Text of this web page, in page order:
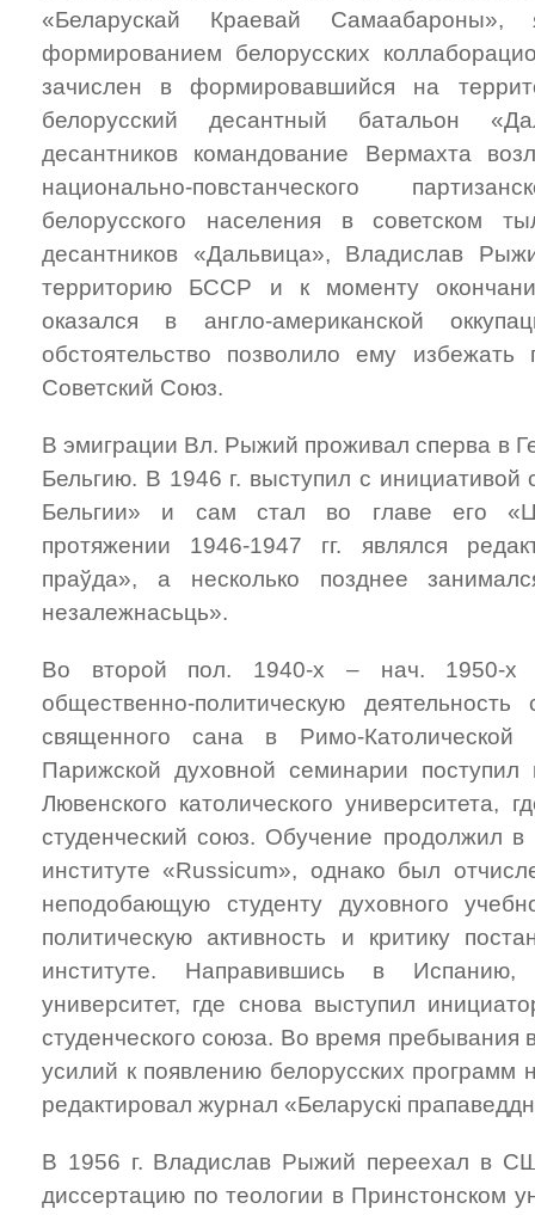
«Беларускай Краевай Самаабароны»,
формированием белорусских
зачислен в формировавшийся на
белорусский десантный батальон
десантников командование Вермахта
национально-повстанческого
белорусского населения в советском
десантников «Дальвица», Владислав
территорию БССР и к моменту
оказался в англо-американской
обстоятельство позволило ему
Советский Союз.
В эмиграции Вл. Рыжий проживал сперва в
Бельгию. В 1946 г. выступил с
Бельгии» и сам стал во главе его
протяжении 1946-1947 гг. являлся
праўда», а несколько позднее
незалежнасьць».
Во второй пол. 1940-х – нач. 1950-
общественно-политическую
священного сана в Римо-Католической
Парижской духовной семинарии поступил
Лювенского католического университета,
студенческий союз. Обучение продолжил в
институте «Russicum», однако был
неподобающую студенту духовного
политическую активность и критику
институте. Направившись в
университет, где снова выступил
студенческого союза. Во время
усилий к появлению белорусских программ
редактировал журнал «Беларускі
В 1956 г. Владислав Рыжий переехал в
диссертацию по теологии в Принстонском